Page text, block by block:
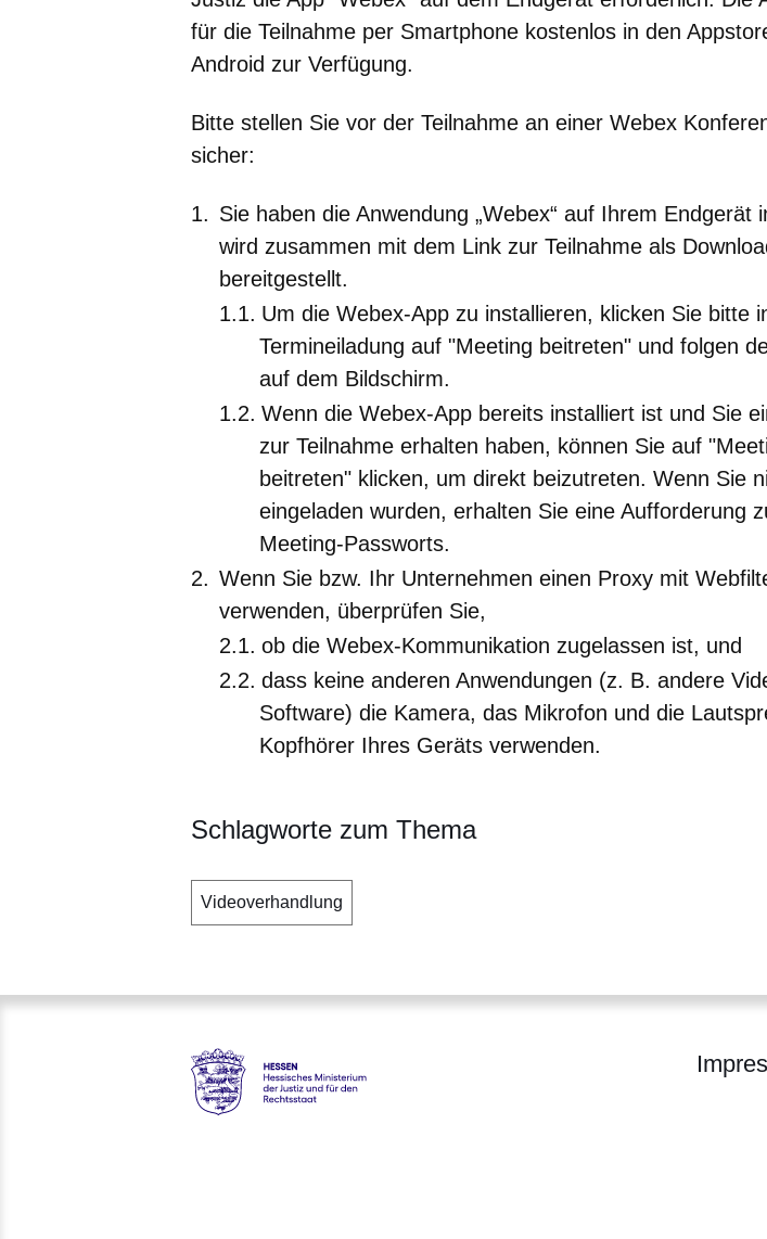
für die Teilnahme per Smartphone kostenlos in den
Android zur Verfügung.
Bitte stellen Sie vor der Teilnahme an einer Webex
sicher:
Sie haben die Anwendung „Webex“ auf Ihrem Endgerät
wird zusammen mit dem Link zur Teilnahme als
bereitgestellt.
Um die Webex-App zu installieren, klicken Sie bitte
Termineiladung auf "Meeting beitreten" und folgen
auf dem Bildschirm.
Wenn die Webex-App bereits installiert ist und Sie
zur Teilnahme erhalten haben, können Sie auf
beitreten" klicken, um direkt beizutreten. Wenn Sie
eingeladen wurden, erhalten Sie eine Aufforderung
Meeting-Passworts.
Wenn Sie bzw. Ihr Unternehmen einen Proxy mit
verwenden, überprüfen Sie,
ob die Webex-Kommunikation zugelassen ist, und
dass keine anderen Anwendungen (z. B. andere
Software) die Kamera, das Mikrofon und die
Kopfhörer Ihres Geräts verwenden.
Schlagworte zum Thema
Videoverhandlung
Hessen - Hessisches Ministerium der Justiz und für den